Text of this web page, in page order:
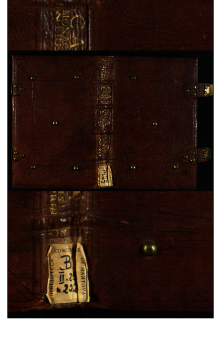
195x135 mm ; ms. 37
Vita sancti Honorati
200x145 mm ; ms. 38
Dionysius Aeropagita,De caelesti hierarchia. De
ecclesiastica hierarchia. De divinis nominibus. De
mystica theologia , sec. XV ; membr. ; 120 c. ;
194x138 mm ; ms. 39
Domenico Cavalca,Disciplina de li spirituali
XV ; cart. ; 86 c. ; 200x150 mm ; ms. 40
Augustinus, De vera religione. De natura boni. De
triplici habitaculo, sec. XII ; membr. ; 49 c. ;
208x142 mm ; ms. 41
Constitutiones Congregationis Cassinensis atque
varia pontificum indulta
196x43 mm ; ms. 42
Iohannes Gerson, De imitatione Christi
cart. ; 100 c. ; 203x54 mm ; ms. 43
Benedictus (s.) Abbas,Regola in volgare, sec. XV ;